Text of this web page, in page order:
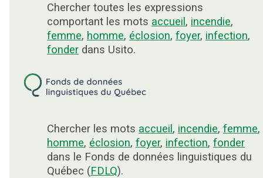
Chercher toutes les expressions
comportant les mots accueil, incendie,
femme, homme, éclosion, foyer, infection,
fonder dans Usito.
Chercher les mots accueil, incendie, femme,
homme, éclosion, foyer, infection, fonder
dans le Fonds de données linguistiques du
Québec (FDLQ).